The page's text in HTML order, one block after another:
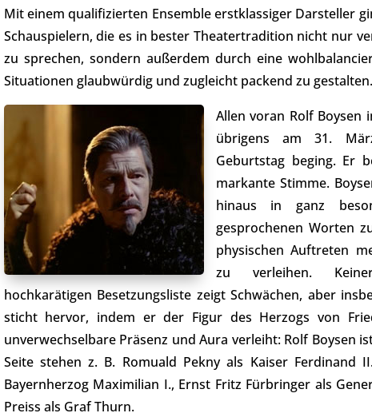
Mit einem qualifizierten Ensemble erstklassiger Darsteller
Schauspielern, die es in bester Theatertradition nicht nur
zu sprechen, sondern außerdem durch eine
Situationen glaubwürdig und zugleicht packend zu gestalten.
Allen voran Rolf
übrigens am 31.
Geburtstag beging. Er
markante Stimme.
hinaus in ganz
gesprochenen Worten
physischen Auftreten
zu verleihen.
hochkarätigen Besetzungsliste zeigt Schwächen, aber
sticht hervor, indem er der Figur des Herzogs von
unverwechselbare Präsenz und Aura verleiht: Rolf Boysen
Seite stehen z. B. Romuald Pekny als Kaiser Ferdinand
Bayernherzog Maximilian I., Ernst Fritz Fürbringer als
Preiss als Graf Thurn.